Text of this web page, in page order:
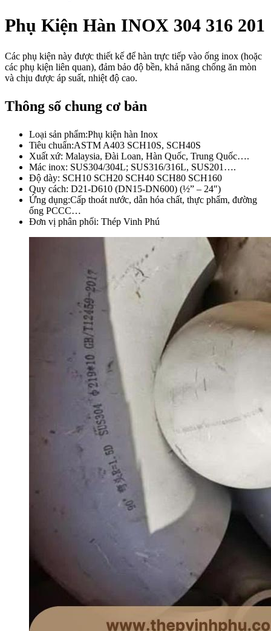
Phụ Kiện Hàn INOX 304 316 201
Các phụ kiện này được thiết kế để hàn trực tiếp vào ống inox (hoặc
các phụ kiện liên quan), đảm bảo độ bền, khả năng chống ăn mòn
và chịu được áp suất, nhiệt độ cao.
Thông số chung cơ bản
Loại sản phẩm:Phụ kiện hàn Inox
Tiêu chuẩn:ASTM A403 SCH10S, SCH40S
Xuất xứ: Malaysia, Đài Loan, Hàn Quốc, Trung Quốc….
Mác inox: SUS304/304L; SUS316/316L, SUS201….
Độ dày: SCH10 SCH20 SCH40 SCH80 SCH160
Quy cách: D21-D610 (DN15-DN600) (½” – 24″)
Ứng dụng:Cấp thoát nước, dẫn hóa chất, thực phẩm, đường
ống PCCC…
Đơn vị phân phối: Thép Vinh Phú